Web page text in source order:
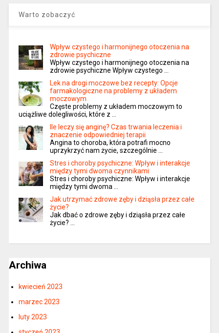
Warto zobaczyć
Wpływ czystego i harmonijnego otoczenia na
zdrowie psychiczne
Wpływ czystego i harmonijnego otoczenia na
zdrowie psychiczne Wpływ czystego …
Lek na drogi moczowe bez recepty: Opcje
farmakologiczne na problemy z układem
moczowym
Częste problemy z układem moczowym to
uciążliwe dolegliwości, które z …
Ile leczy się anginę? Czas trwania leczenia i
znaczenie odpowiedniej terapii
Angina to choroba, która potrafi mocno
uprzykrzyć nam życie, szczególnie …
Stres i choroby psychiczne: Wpływ i interakcje
między tymi dwoma czynnikami
Stres i choroby psychiczne: Wpływ i interakcje
między tymi dwoma …
Jak utrzymać zdrowe zęby i dziąsła przez całe
życie?
Jak dbać o zdrowe zęby i dziąsła przez całe
życie? …
Archiwa
kwiecień 2023
marzec 2023
luty 2023